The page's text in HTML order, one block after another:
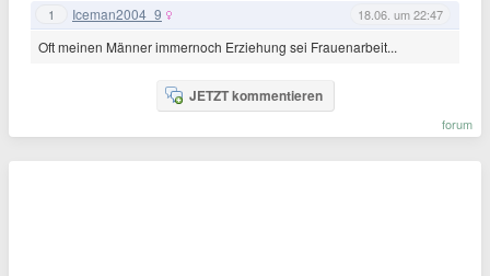
1 Iceman2004_9 18.06. um 22:47
Oft meinen Männer immernoch Erziehung sei Frauenarbeit...
JETZT kommentieren
forum